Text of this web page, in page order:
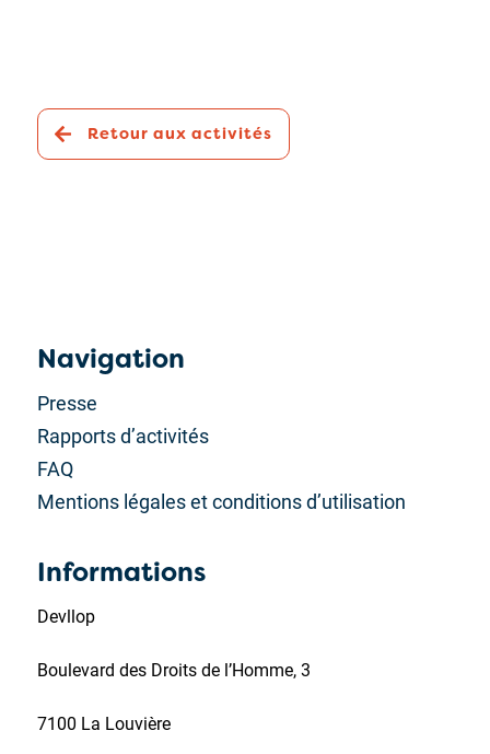
Retour aux activités
Navigation
Presse
Rapports d’activités
FAQ
Mentions légales et conditions d’utilisation
Informations
Devllop
Boulevard des Droits de l’Homme, 3
7100 La Louvière